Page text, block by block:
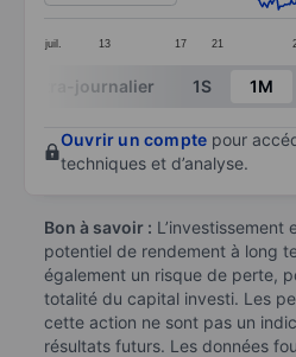
juil. 13 17 21
End of interactive chart.
Intra-journalier 1S 1M
Ouvrir un compte pour
techniques et d’analyse.
Bon à savoir : L’investissement
potentiel de rendement à long
également un risque de perte,
totalité du capital investi. Les
cette action ne sont pas un
résultats futurs. Les données